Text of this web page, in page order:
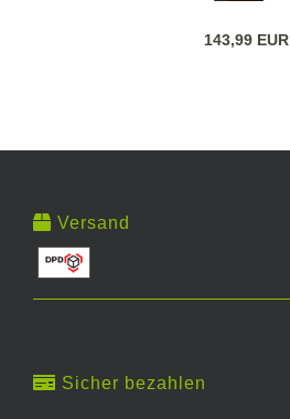
143,99 EUR
Versand
Sicher bezahlen